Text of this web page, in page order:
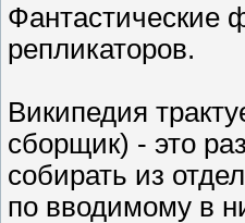
Фантастические
репликаторов.
Википедия
сборщик) - это
собирать из
по вводимому в